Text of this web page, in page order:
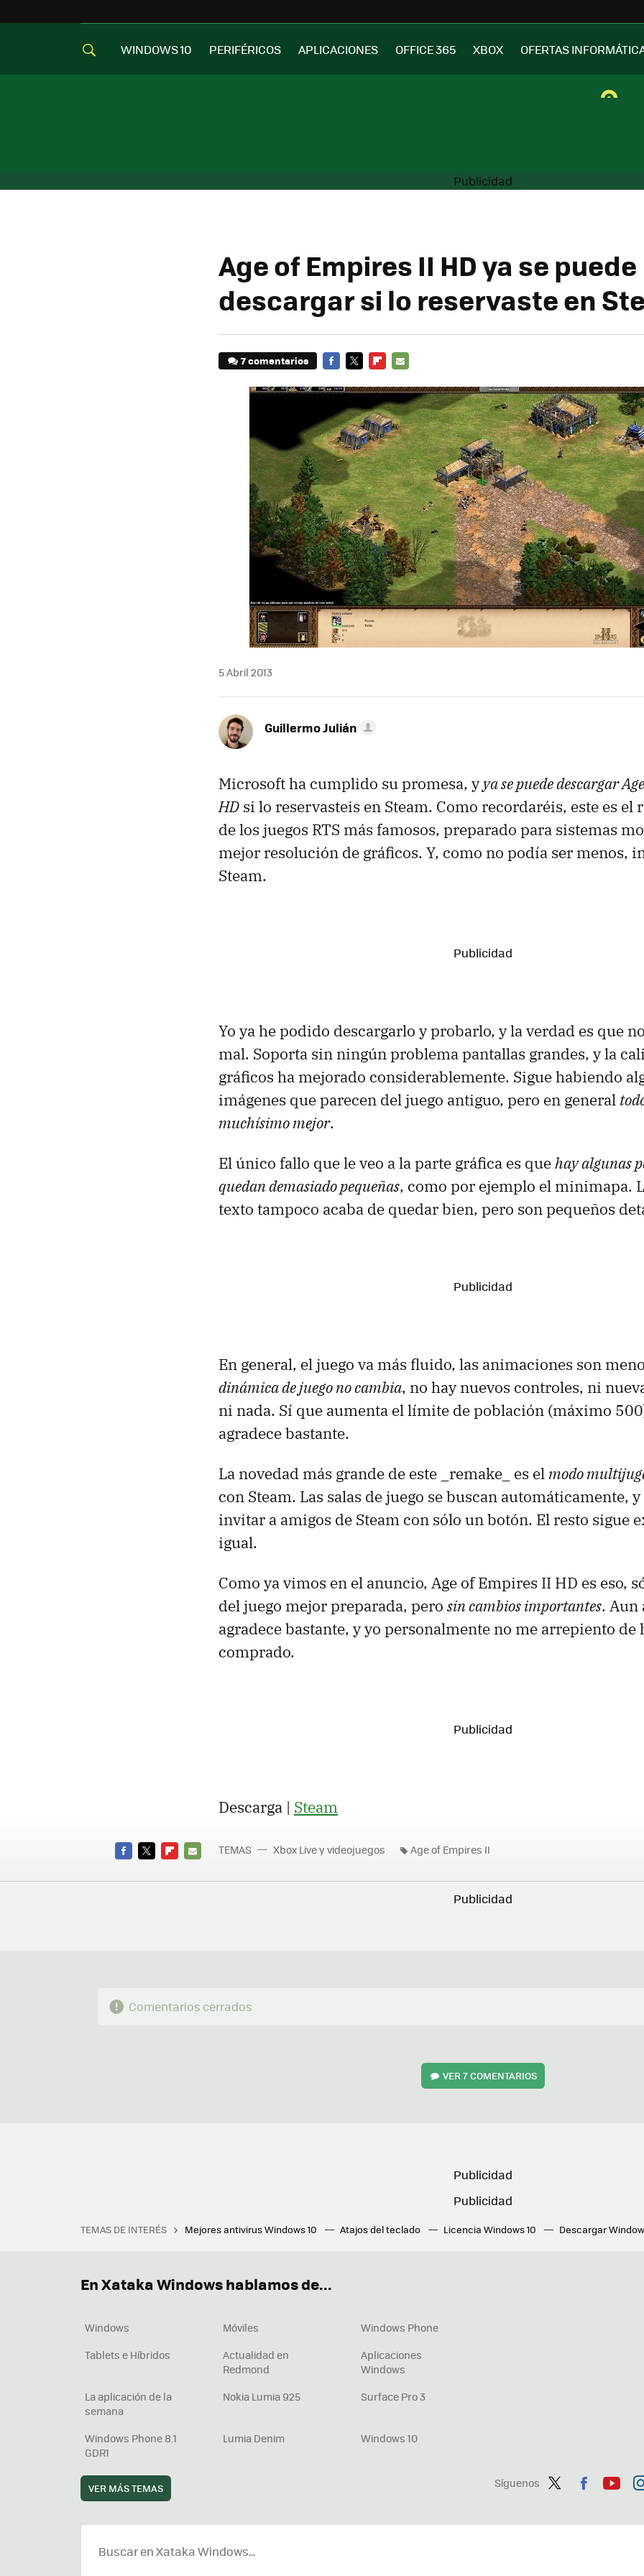
WINDOWS 10 PERIFÉRICOS APLICACIONES OFFICE 365 XBOX OFERTAS
Age of Empires II HD ya se puede
descargar si lo reservaste en
7 comentarios
MAIL
5 Abril 2013
Guillermo Julián
Microsoft ha cumplido su promesa, yya se puede descargar
HD si lo reservasteis en Steam. Como recordaréis, este es el
de los juegos RTS más famosos, preparado para sistemas
mejor resolución de gráficos. Y, como no podía ser menos,
Steam.
Yo ya he podido descargarlo y probarlo, y la verdad es que
mal. Soporta sin ningún problema pantallas grandes, y la
gráficos ha mejorado considerablemente. Sigue habiendo
imágenes que parecen del juego antiguo, pero en general
muchísimo mejor.
El único fallo que le veo a la parte gráfica es quehay algunas
quedan demasiado pequeñas, como por ejemplo el minimapa.
texto tampoco acaba de quedar bien, pero son pequeños
En general, el juego va más fluido, las animaciones son
dinámica de juego no cambia, no hay nuevos controles, ni
ni nada. Sí que aumenta el límite de población (máximo
agradece bastante.
La novedad más grande de este _remake_ es el modo
con Steam. Las salas de juego se buscan automáticamente,
invitar a amigos de Steam con sólo un botón. El resto sigue
igual.
Como ya vimos en el anuncio, Age of Empires II HD es eso,
del juego mejor preparada, pero sin cambios importantes. Aun
agradece bastante, y yo personalmente no me arrepiento de
comprado.
Descarga | Steam
MAIL
TEMAS Xbox Live y videojuegos Age of Empires II
Comentarios cerrados
VER7 COMENTARIOS
TEMAS DE INTERÉS Mejores antivirus Windows 10 Atajos del teclado Licencia Windows 10 Descargar
Síguenos
ter
ebo tub
En Xataka Windows hablamos de...
Windows Móviles
Windows Phone
Tablets e Híbridos
Actualidad en
Redmond
Aplicaciones
Windows
La aplicación de la
semana
Nokia Lumia 925 Surface Pro 3
Windows Phone 8.1
GDR1
Lumia Denim Windows 10
VER MÁS TEMAS